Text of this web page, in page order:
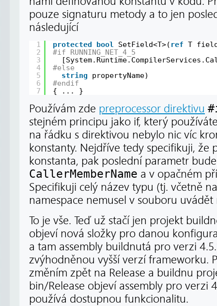
pouze signaturu metody a to jen
následující
1
2
3
4
5
6
7
protected bool SetField<T>( ref T
#if RUNNING_NET_4_5
#else
string
propertyName)
#endif
{ ... }
Používám zde preprocessor direktivu
stejném principu jako if, který
na řádku s direktivou nebylo nic víc
konstanty. Nejdříve tedy specifikuji, že
konstanta, pak poslední parametr
CallerMemberName a v opačném
Specifikuji celý název typu (tj. včetně
namespace nemusel v souboru
To je vše. Teď už stačí jen projekt
objeví nová složky pro danou
a tam assembly buildnutá pro verzi
zvýhodněnou vyšší verzí frameworku.
změním zpět na Release a buildnu
bin/Release objeví assembly pro verzi
používá dostupnou funkcionalitu.